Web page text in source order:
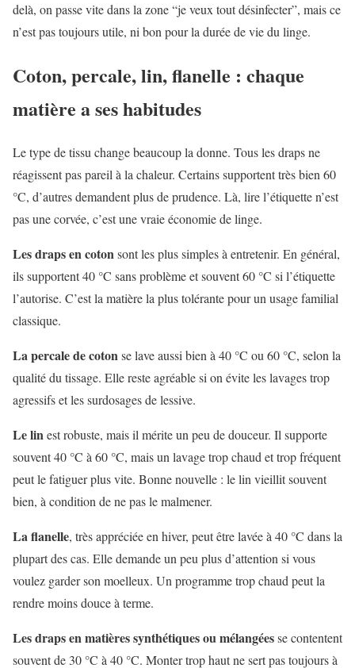
delà, on passe vite dans la zone “je veux tout désinfecter”, mais ce
n’est pas toujours utile, ni bon pour la durée de vie du linge.
Coton, percale, lin, flanelle : chaque
matière a ses habitudes
Le type de tissu change beaucoup la donne. Tous les draps ne
réagissent pas pareil à la chaleur. Certains supportent très bien 60
°C, d’autres demandent plus de prudence. Là, lire l’étiquette n’est
pas une corvée, c’est une vraie économie de linge.
Les draps en coton sont les plus simples à entretenir. En général,
ils supportent 40 °C sans problème et souvent 60 °C si l’étiquette
l’autorise. C’est la matière la plus tolérante pour un usage familial
classique.
La percale de coton se lave aussi bien à 40 °C ou 60 °C, selon la
qualité du tissage. Elle reste agréable si on évite les lavages trop
agressifs et les surdosages de lessive.
Le lin est robuste, mais il mérite un peu de douceur. Il supporte
souvent 40 °C à 60 °C, mais un lavage trop chaud et trop fréquent
peut le fatiguer plus vite. Bonne nouvelle : le lin vieillit souvent
bien, à condition de ne pas le malmener.
La flanelle, très appréciée en hiver, peut être lavée à 40 °C dans la
plupart des cas. Elle demande un peu plus d’attention si vous
voulez garder son moelleux. Un programme trop chaud peut la
rendre moins douce à terme.
Les draps en matières synthétiques ou mélangéesse contentent
souvent de 30 °C à 40 °C. Monter trop haut ne sert pas toujours à